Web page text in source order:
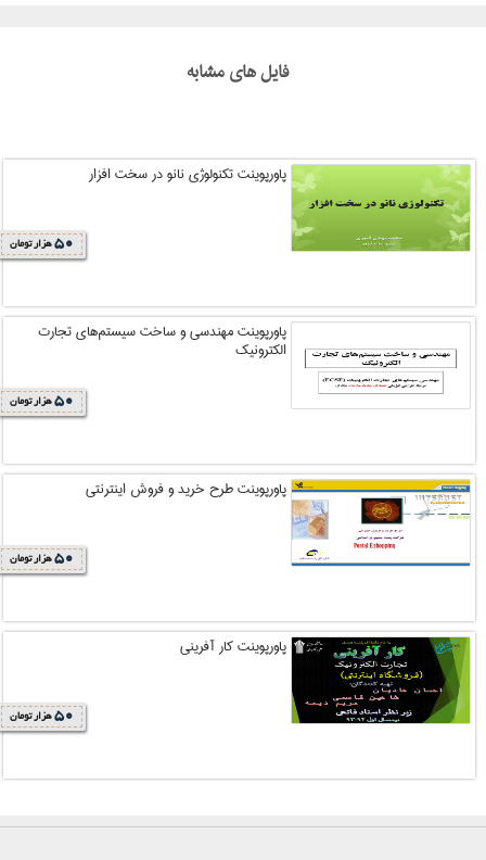
فایل های مشابه
پاورپوینت تکنولوژی نانو در سخت افزار
50 هزار تومان
پاورپوینت مهندسي و ساخت سيستم‌هاي تجارت
الکترونيک
50 هزار تومان
پاورپوینت طرح خريد و فروش اينترنتي
50 هزار تومان
پاورپوینت کار آفرینی
50 هزار تومان